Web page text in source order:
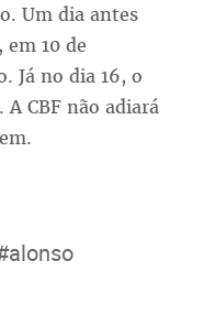
Um dia antes
10 de
Já no dia 16, o
CBF não adiará